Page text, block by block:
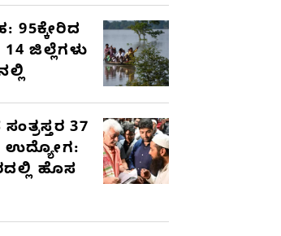
95ಕ್ಕೇರಿದ
ಜಿಲ್ಲೆಗಳು
37
ಉದ್ಯೋಗ:
ಹೊಸ